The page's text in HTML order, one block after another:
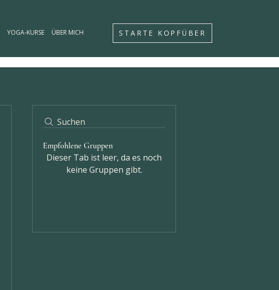
YOGA-KURSE ÜBER MICH STARTE KOPFÜBER
Suchen
Empfohlene Gruppen
Dieser Tab ist leer, da es noch
keine Gruppen gibt.